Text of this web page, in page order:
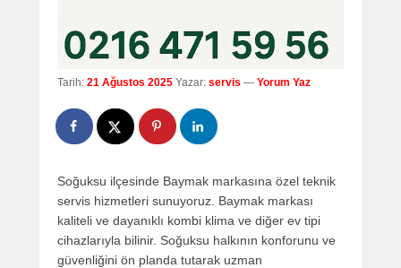
Tarih: 21 Ağustos 2025 Yazar: servis — Yorum Yaz
Soğuksu ilçesinde Baymak markasına özel teknik
servis hizmetleri sunuyoruz. Baymak markası
kaliteli ve dayanıklı kombi klima ve diğer ev tipi
cihazlarıyla bilinir. Soğuksu halkının konforunu ve
güvenliğini ön planda tutarak uzman